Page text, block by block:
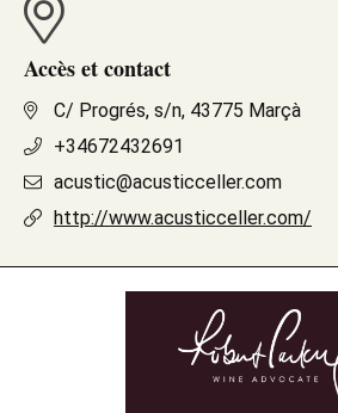
Accès et contact
C/ Progrés, s/n, 43775 Marçà
+34672432691
acustic@acusticceller.com
http://www.acusticceller.com/